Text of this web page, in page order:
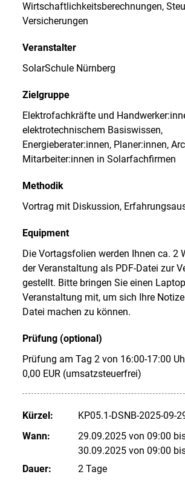
Wirtschaftlichkeitsberechnungen,
Versicherungen
Veranstalter
SolarSchule Nürnberg
Zielgruppe
Elektrofachkräfte und
elektrotechnischem Basiswissen,
Energieberater:innen, Planer:innen,
Mitarbeiter:innen in Solarfachfirmen
Methodik
Vortrag mit Diskussion,
Equipment
Die Vortagsfolien werden Ihnen ca. 2
der Veranstaltung als PDF-Datei zur
gestellt. Bitte bringen Sie einen
Veranstaltung mit, um sich Ihre
Datei machen zu können.
Prüfung (optional)
Prüfung am Tag 2 von 16:00-17:00
0,00 EUR (umsatzsteuerfrei)
Kürzel:
KP05.1-DSNB-2025-09-
Wann:
29.09.2025 von 09:00
30.09.2025 von 09:00
Dauer:
2 Tage